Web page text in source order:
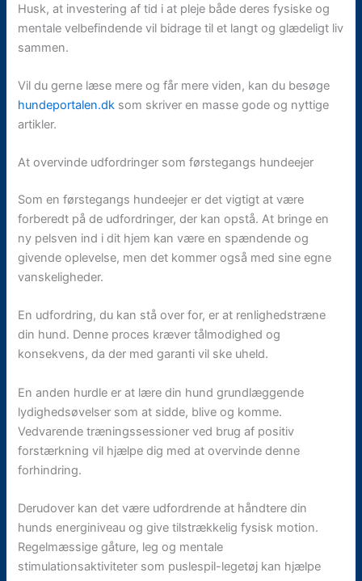
Husk, at investering af tid i at pleje både deres fysiske og
mentale velbefindende vil bidrage til et langt og glædeligt liv
sammen.
Vil du gerne læse mere og får mere viden, kan du besøge
hundeportalen.dk som skriver en masse gode og nyttige
artikler.
At overvinde udfordringer som førstegangs hundeejer
Som en førstegangs hundeejer er det vigtigt at være
forberedt på de udfordringer, der kan opstå. At bringe en
ny pelsven ind i dit hjem kan være en spændende og
givende oplevelse, men det kommer også med sine egne
vanskeligheder.
En udfordring, du kan stå over for, er at renlighedstræne
din hund. Denne proces kræver tålmodighed og
konsekvens, da der med garanti vil ske uheld.
En anden hurdle er at lære din hund grundlæggende
lydighedsøvelser som at sidde, blive og komme.
Vedvarende træningssessioner ved brug af positiv
forstærkning vil hjælpe dig med at overvinde denne
forhindring.
Derudover kan det være udfordrende at håndtere din
hunds energiniveau og give tilstrækkelig fysisk motion.
Regelmæssige gåture, leg og mentale
stimulationsaktiviteter som puslespil-legetøj kan hjælpe